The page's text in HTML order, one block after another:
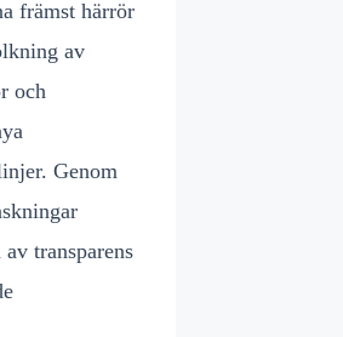
främst härrör
av
och
Genom
transparens